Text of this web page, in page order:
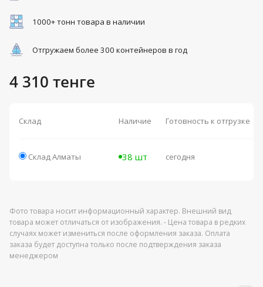
1000+ тонн товара в наличии
Отгружаем более 300 контейнеров в год
4 310 тенге
Склад Наличие Готовность к отгрузке
Склад Алматы 38 шт сегодня
Фото товара носит информационный характер. Внешний вид
товара может отличаться от изображения. - Цена товара в редких
случаях может измениться после оформления заказа. Оплата
заказа будет доступна только после подтверждения заказа
менеджером